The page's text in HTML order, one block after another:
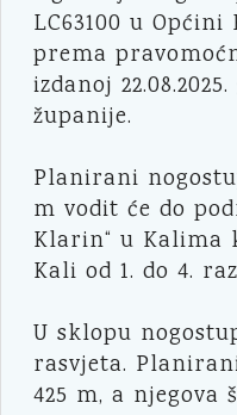
LC63100 u
prema
izdanoj
županije.
Planirani
m vodit će do
Klarin“ u Kalima
Kali od 1. do 4.
U sklopu
rasvjeta.
425 m, a njegova